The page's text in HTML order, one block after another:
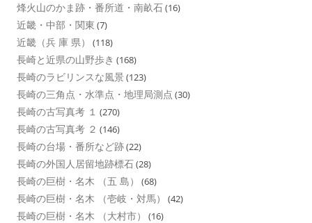
烽火山のかま跡・番所道・南畝石(16)
近畿・中部・関東 (7)
近畿（兵 庫 県） (118)
長崎と近県の山野歩き (168)
長崎のラビリンスな風景 (123)
長崎の三角点・水準点・地理局測点 (30)
長崎の古写真考 １ (270)
長崎の古写真考 ２ (146)
長崎の台場・番所など跡(22)
長崎の外国人居留地跡標石(28)
長崎の巨樹・名木 （五 島） (68)
長崎の巨樹・名木 （壱岐・対馬） (42)
長崎の巨樹・名木 （大村市） (16)